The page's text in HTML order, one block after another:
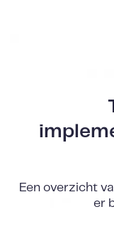
Een overzicht
er